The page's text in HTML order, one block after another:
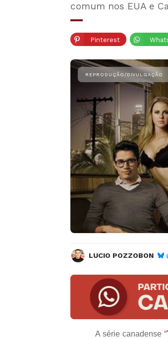
comum nos EUA e
Pinterest
LUCIO POZZOBON
A série canadense “